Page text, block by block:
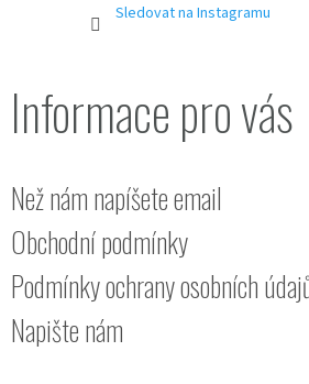
Sledovat na Instagramu
Informace pro vás
Než nám napíšete email
Obchodní podmínky
Podmínky ochrany osobních
Napište nám